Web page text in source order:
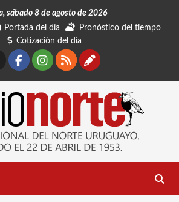
sábado 8 de agosto de 2026
Portada del día
Pronóstico del tiempo
Cotización del día
Facebook
Instagram
RSSContáctanos